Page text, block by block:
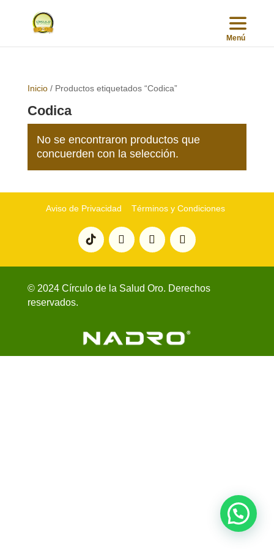
Inicio/ Productos etiquetados “Codica”
Codica
No se encontraron productos que
concuerden con la selección.
Aviso de Privacidad Términos y Condiciones
© 2024 Círculo de la Salud Oro. Derechos
reservados.